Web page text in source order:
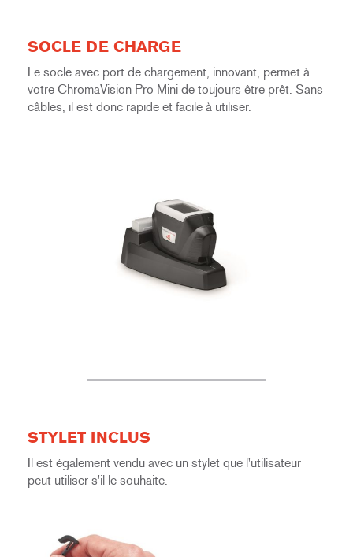
SOCLE DE CHARGE
Le socle avec port de chargement, innovant, permet à
votre ChromaVision Pro Mini de toujours être prêt. Sans
câbles, il est donc rapide et facile à utiliser.
STYLET INCLUS
Il est également vendu avec un stylet que l'utilisateur
peut utiliser s'il le souhaite.